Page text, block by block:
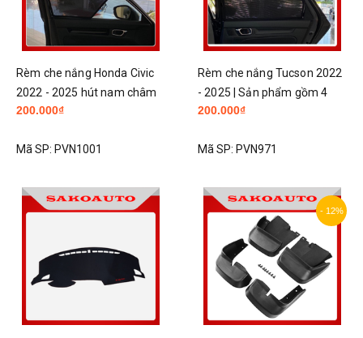
Rèm che nắng Honda Civic
2022 - 2025 hút nam châm
kèm chân gài
200.000₫
Mã SP: PVN1001
Rèm che nắng Tucson 2022
- 2025 | Sản phẩm gồm 4
tấm lắp cho 4 cánh cửa xe |
châm và đế cài
200.000₫
Mã SP: PVN971
- 12%